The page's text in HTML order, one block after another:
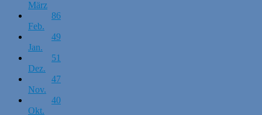
März
86
Feb.
49
Jan.
51
Dez.
47
Nov.
40
Okt.